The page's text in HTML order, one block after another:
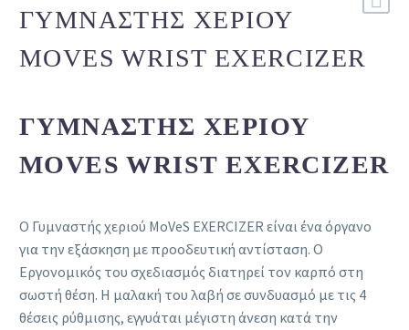
ΓΥΜΝΑΣΤΉΣ ΧΕΡΙΟΎ
MOVES WRIST EXERCIZER
ΓΥΜΝΑΣΤΉΣ ΧΕΡΙΟΎ
MOVES WRIST EXERCIZER
Ο Γυμναστής χεριού MoVeS EXERCIZER είναι ένα όργανο
για την εξάσκηση με προοδευτική αντίσταση. Ο
Εργονομικός του σχεδιασμός διατηρεί τον καρπό στη
σωστή θέση. Η μαλακή του λαβή σε συνδυασμό με τις 4
θέσεις ρύθμισης, εγγυάται μέγιστη άνεση κατά την